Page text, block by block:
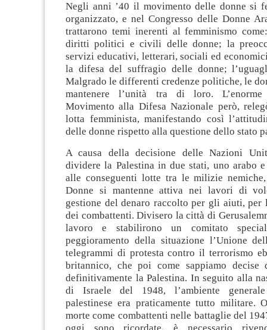
Negli anni ’40 il movimento delle donne si
organizzato, e nel Congresso delle Donne
trattarono temi inerenti al femminismo
diritti politici e civili delle donne; la
servizi educativi, letterari, sociali ed
la difesa del suffragio delle donne;
Malgrado le differenti credenze politiche, le
mantenere l’unità tra di loro.
Movimento alla Difesa Nazionale però,
lotta femminista, manifestando così
delle donne rispetto alla questione dello stato
A causa della decisione delle Nazioni
dividere la Palestina in due stati, uno arabo
alle conseguenti lotte tra le milizie
Donne si mantenne attiva nei lavori di
gestione del denaro raccolto per gli aiuti, per
dei combattenti. Divisero la città di
lavoro e stabilirono un comitato
peggioramento della situazione l’Unione
telegrammi di protesta contro il terrorismo
britannico, che poi come sappiamo decise
definitivamente la Palestina. In seguito alla
di Israele del 1948, l’ambiente
palestinese era praticamente tutto militare.
morte come combattenti nelle battaglie del